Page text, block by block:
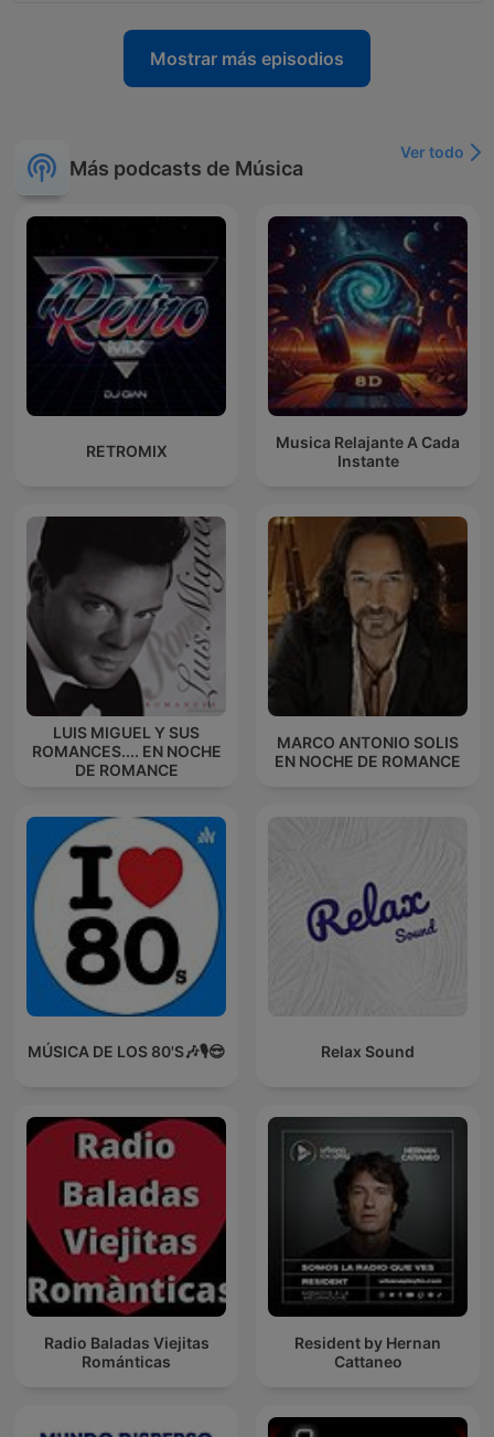
Mostrar más episodios
Más podcasts de Música
Ver todo
RETROMIX
Musica Relajante A Cada
Instante
LUIS MIGUEL Y SUS
ROMANCES.... EN NOCHE
DE ROMANCE
MARCO ANTONIO SOLIS
EN NOCHE DE ROMANCE
MÚSICA DE LOS 80'S🎶🎙️😎 Relax Sound
Radio Baladas Viejitas
Románticas
Resident by Hernan
Cattaneo